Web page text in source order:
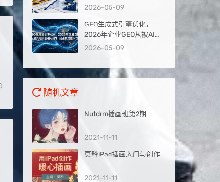
外贸（更新26年4月）
2026-05-09
GEO生成式引擎优化，
2026年企业GEO从被AI收
录到被AI推荐，抢占新流
2026-05-09
随机文章
Nutdrm插画班第2期
2021-11-11
莫矜iPad插画入门与创作
2021-11-11